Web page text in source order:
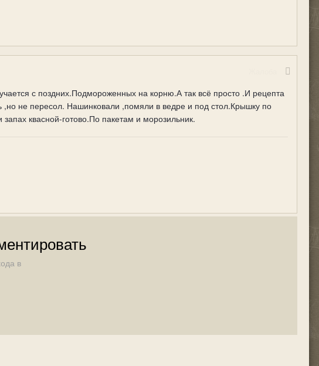
с поздних.Подмороженных на корню.А так всё просто .И рецепта
,но не пересол. Нашинковали ,помяли в ведре и под стол.Крышку по
квасной-готово.По пакетам и морозильник.
в